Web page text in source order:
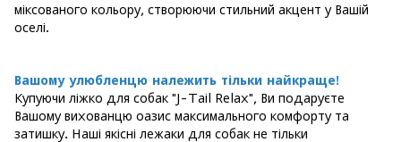
міксованого кольору, створюючи стильний акцент у Вашій
оселі.
Вашому улюбленцю належить тільки найкраще!
Купуючи ліжко для собак "J-Tail Relax", Ви подаруєте
Вашому вихованцю оазис максимального комфорту та
затишку. Наші якісні лежаки для собак не тільки